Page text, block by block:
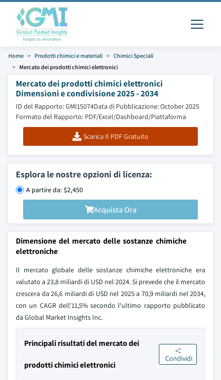
Home Prodotti chimici e materiali
Chimici Speciali
Mercato dei prodotti chimici elettronici
Mercato dei prodotti chimici elettronici
Dimensioni e condivisione 2025 - 2034
ID del Rapporto: GMI15074Data di Pubblicazione: October 2025
Formato del Rapporto: PDF/Excel/Dashboard/Piattaforma
Scarica Il PDF Gratuito
Esplora le nostre opzioni di licenza:
A partire da: $2,450
Acquista Ora
Dimensione del mercato delle sostanze chimiche
elettroniche
Il mercato globale delle sostanze chimiche elettroniche era
valutato a 23,8 miliardi di USD nel 2024. Si prevede che il mercato
crescera da 26,6 miliardi di USD nel 2025 a 70,9 miliardi nel 2034,
con un CAGR dell'11,5% secondo l'ultimo rapporto pubblicato
da Global Market Insights Inc.
Principali risultati del mercato dei
prodotti chimici elettronici
Condividi